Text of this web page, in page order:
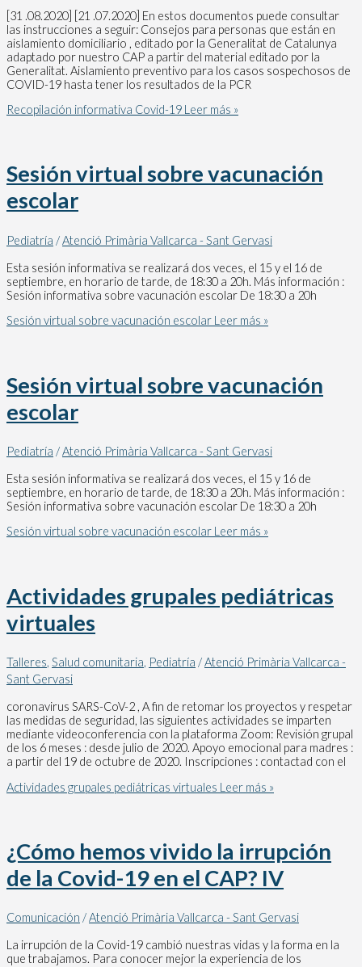
[31 .08.2020] [21 .07.2020] En estos documentos puede consultar
las instrucciones a seguir: Consejos para personas que están en
aislamiento domiciliario , editado por la Generalitat de Catalunya
adaptado por nuestro CAP a partir del material editado por la
Generalitat. Aislamiento preventivo para los casos sospechosos de
COVID-19 hasta tener los resultados de la PCR
Recopilación informativa Covid-19 Leer más »
Sesión virtual sobre vacunación
escolar
Pediatría /Atenció Primària Vallcarca - Sant Gervasi
Esta sesión informativa se realizará dos veces, el 15 y el 16 de
septiembre, en horario de tarde, de 18:30 a 20h. Más información :
Sesión informativa sobre vacunación escolar De 18:30 a 20h
Sesión virtual sobre vacunación escolar Leer más »
Sesión virtual sobre vacunación
escolar
Pediatría /Atenció Primària Vallcarca - Sant Gervasi
Esta sesión informativa se realizará dos veces, el 15 y 16 de
septiembre, en horario de tarde, de 18:30 a 20h. Más información :
Sesión informativa sobre vacunación escolar De 18:30 a 20h
Sesión virtual sobre vacunación escolar Leer más »
Actividades grupales pediátricas
virtuales
Talleres, Salud comunitaria, Pediatría /Atenció Primària Vallcarca -
Sant Gervasi
coronavirus SARS-CoV-2 , A fin de retomar los proyectos y respetar
las medidas de seguridad, las siguientes actividades se imparten
mediante videoconferencia con la plataforma Zoom: Revisión grupal
de los 6 meses : desde julio de 2020. Apoyo emocional para madres :
a partir del 19 de octubre de 2020. Inscripciones : contactad con el
Actividades grupales pediátricas virtuales Leer más »
¿Cómo hemos vivido la irrupción
de la Covid-19 en el CAP? IV
Comunicación /Atenció Primària Vallcarca - Sant Gervasi
La irrupción de la Covid-19 cambió nuestras vidas y la forma en la
que trabajamos. Para conocer mejor la experiencia de los